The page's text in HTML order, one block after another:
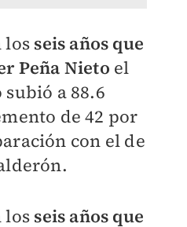
los seis años que
Peña Nieto el
a 88.6
de 42 por
con el de
los seis años que